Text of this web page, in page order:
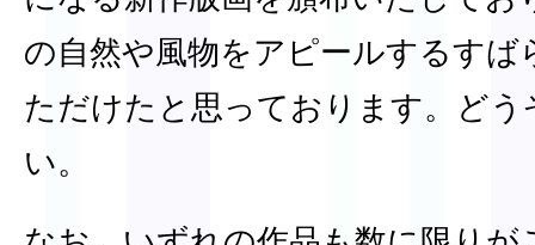
の自然や風物をアピールするす
ただけたと思っております。ど
い。